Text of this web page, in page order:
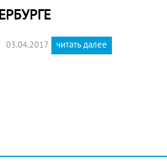
03.04.2017 читать далее